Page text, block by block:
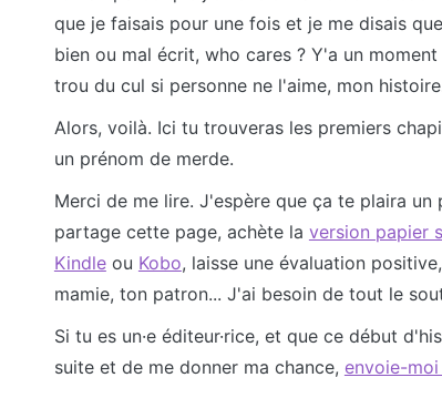
que je faisais pour une fois et je me disais
bien ou mal écrit, who cares ? Y'a un
trou du cul si personne ne l'aime, mon
Alors, voilà. Ici tu trouveras les premiers
un prénom de merde.
Merci de me lire. J'espère que ça te plaira
partage cette page, achète la version papier
Kindleou Kobo, laisse une évaluation
mamie, ton patron... J'ai besoin de tout le
Si tu es un·e éditeur·rice, et que ce début
suite et de me donner ma chance, envoie-moi